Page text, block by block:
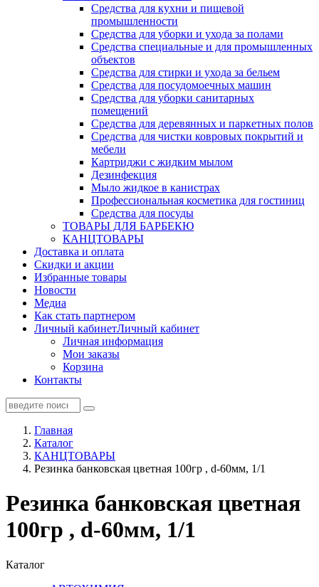
Средства для кухни и пищевой
промышленности
Средства для уборки и ухода за полами
Средства специальные и для промышленных
объектов
Средства для стирки и ухода за бельем
Средства для посудомоечных машин
Средства для уборки санитарных
помещений
Средства для деревянных и паркетных полов
Средства для чистки ковровых покрытий и
мебели
Картриджи с жидким мылом
Дезинфекция
Мыло жидкое в канистрах
Профессиональная косметика для гостиниц
Средства для посуды
ТОВАРЫ ДЛЯ БАРБЕКЮ
КАНЦТОВАРЫ
Доставка и оплата
Скидки и акции
Избранные товары
Новости
Медиа
Как стать партнером
Личный кабинетЛичный кабинет
Личная информация
Мои заказы
Корзина
Контакты
Главная
Каталог
КАНЦТОВАРЫ
Резинка банковская цветная 100гр , d-60мм, 1/1
Резинка банковская цветная
100гр , d-60мм, 1/1
Каталог